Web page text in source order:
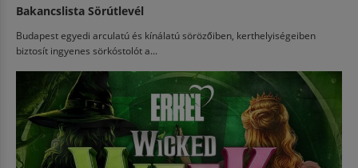
Bakancslista Sörútlevél
Budapest egyedi arculatú és kínálatú sörözőiben, kerthelyiségeiben
biztosít ingyenes sörkóstolót a...